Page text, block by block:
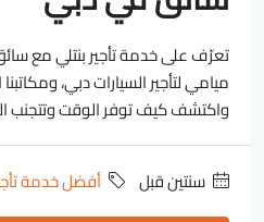
تعرّف على خدمة تأجير بنتلي مع
ميامي لتأجير السيارات دبي،
واكتشف كيف توفر الوقت وتتجنب
‏سنتين قبل
أفضل خدمة